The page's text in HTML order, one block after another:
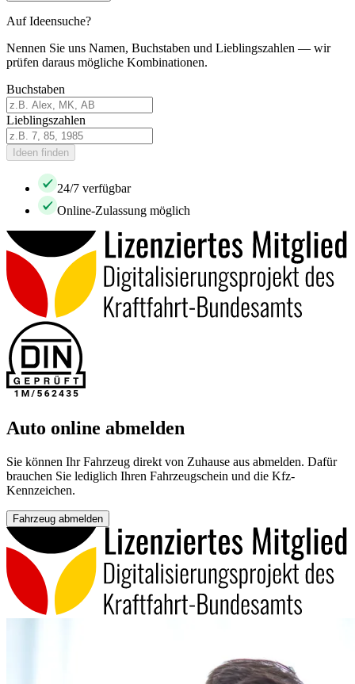
Auf Ideensuche?
Nennen Sie uns Namen, Buchstaben und Lieblingszahlen — wir
prüfen daraus mögliche Kombinationen.
Buchstaben
Lieblingszahlen
Ideen finden
24/7 verfügbar
Online-Zulassung möglich
Auto online abmelden
Sie können Ihr Fahrzeug direkt von Zuhause aus abmelden. Dafür
brauchen Sie lediglich Ihren Fahrzeugschein und die Kfz-
Kennzeichen.
Fahrzeug abmelden